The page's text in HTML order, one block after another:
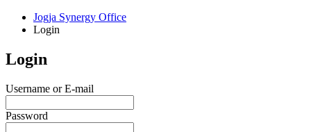
Jogja Synergy Office
Login
Login
Username or E-mail
Password